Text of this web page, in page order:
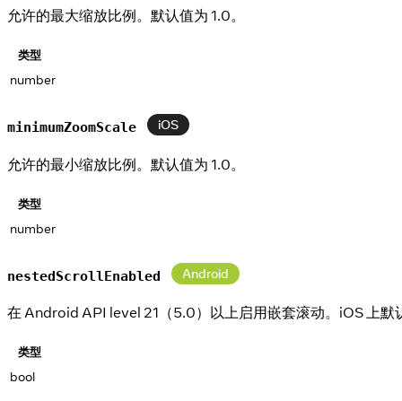
允许的最大缩放比例。默认值为 1.0。
类型
number
minimumZoomScale iOS
允许的最小缩放比例。默认值为 1.0。
类型
number
nestedScrollEnabled Android
在 Android API level 21（5.0）以上启用嵌套滚动。iOS 上默
类型
bool